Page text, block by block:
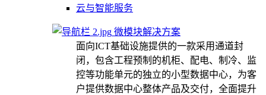
云与智能服务
微模块解决方案
面向ICT基础设施提供的一款采用通道封
闭，包含工程预制的机柜、配电、制冷、监
控等功能单元的独立的小型数据中心，为客
户提供数据中心整体产品及交付，全面提升